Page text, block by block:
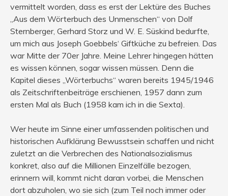
vermittelt worden, dass es erst der Lektüre des Buches
„Aus dem Wörterbuch des Unmenschen“ von Dolf
Sternberger, Gerhard Storz und W. E. Süskind bedurfte,
um mich aus Joseph Goebbels‘ Giftküche zu befreien. Das
war Mitte der 70er Jahre. Meine Lehrer hingegen hätten
es wissen können, sogar wissen müssen. Denn die
Kapitel dieses „Wörterbuchs“ waren bereits 1945/1946
als Zeitschriftenbeiträge erschienen, 1957 dann zum
ersten Mal als Buch (1958 kam ich in die Sexta).
Wer heute im Sinne einer umfassenden politischen und
historischen Aufklärung Bewusstsein schaffen und nicht
zuletzt an die Verbrechen des Nationalsozialismus
konkret, also auf die Millionen Einzelfälle bezogen,
erinnern will, kommt nicht daran vorbei, die Menschen
dort abzuholen, wo sie sich (zum Teil noch immer oder